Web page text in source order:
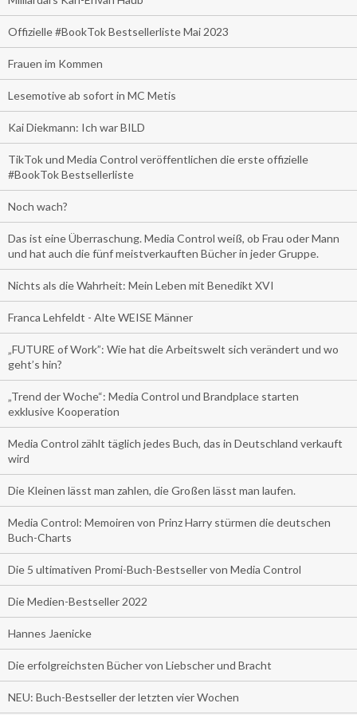
Offizielle #BookTok Bestsellerliste Mai 2023
Frauen im Kommen
Lesemotive ab sofort in MC Metis
Kai Diekmann: Ich war BILD
TikTok und Media Control veröffentlichen die erste offizielle
#BookTok Bestsellerliste
Noch wach?
Das ist eine Überraschung. Media Control weiß, ob Frau oder Mann
und hat auch die fünf meistverkauften Bücher in jeder Gruppe.
Nichts als die Wahrheit: Mein Leben mit Benedikt XVI
Franca Lehfeldt - Alte WEISE Männer
„FUTURE of Work”: Wie hat die Arbeitswelt sich verändert und wo
geht’s hin?
„Trend der Woche“: Media Control und Brandplace starten
exklusive Kooperation
Media Control zählt täglich jedes Buch, das in Deutschland verkauft
wird
Die Kleinen lässt man zahlen, die Großen lässt man laufen.
Media Control: Memoiren von Prinz Harry stürmen die deutschen
Buch-Charts
Die 5 ultimativen Promi-Buch-Bestseller von Media Control
Die Medien-Bestseller 2022
Hannes Jaenicke
Die erfolgreichsten Bücher von Liebscher und Bracht
NEU: Buch-Bestseller der letzten vier Wochen